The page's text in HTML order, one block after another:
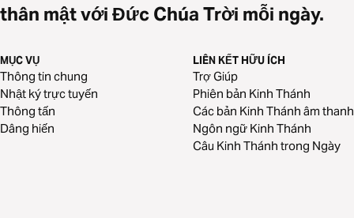
thân mật với Đức Chúa Trời mỗi ngày.
MỤC VỤ
Thông tin chung
Nhật ký trực tuyến
Thông tấn
Dâng hiến
LIÊN KẾT HỮU ÍCH
Trợ Giúp
Phiên bản Kinh Thánh
Các bản Kinh Thánh âm thanh
Ngôn ngữ Kinh Thánh
Câu Kinh Thánh trong Ngày